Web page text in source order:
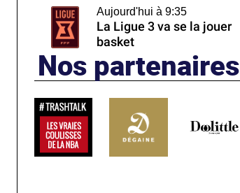
Aujourd'hui à 9:35
La Ligue 3 va se la jouer
basket
Nos partenaires